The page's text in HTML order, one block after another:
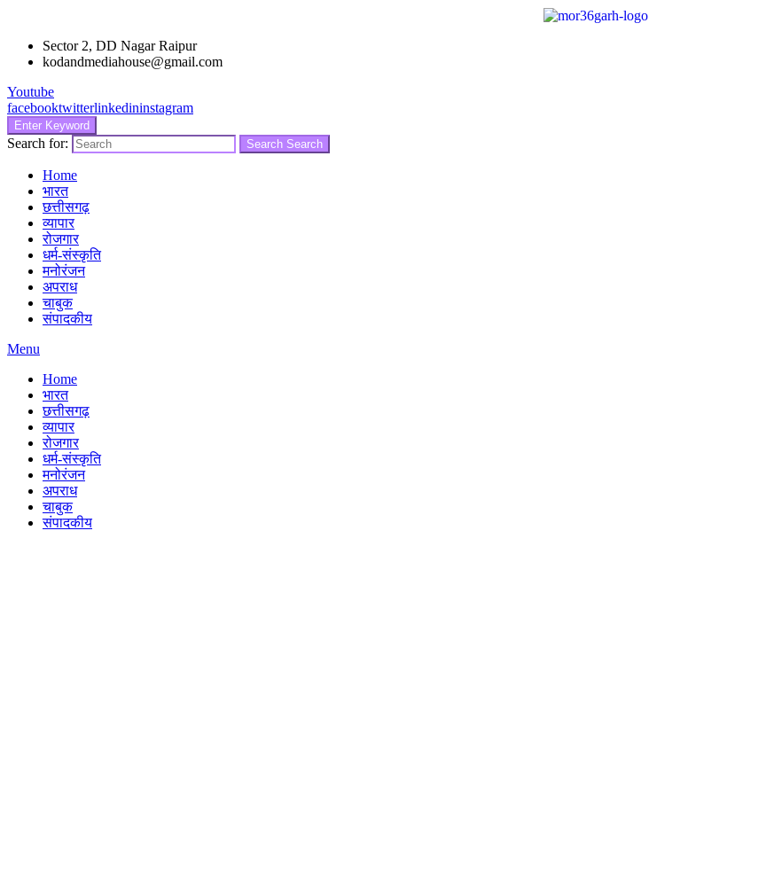
Sector 2, DD Nagar Raipur
kodandmediahouse@gmail.com
Youtube
facebooktwitterlinkedininstagram
Enter Keyword
Search for: Search Search
Home
भारत
छत्तीसगढ़
व्यापार
रोजगार
धर्म-संस्कृति
मनोरंजन
अपराध
चाबुक
संपादकीय
Menu
Home
भारत
छत्तीसगढ़
व्यापार
रोजगार
धर्म-संस्कृति
मनोरंजन
अपराध
चाबुक
संपादकीय